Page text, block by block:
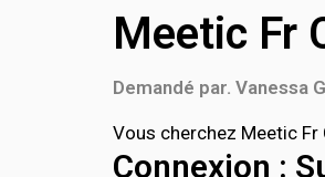
Meetic Fr
Demandé par. Vanessa
Vous cherchez Meetic
Connexion :